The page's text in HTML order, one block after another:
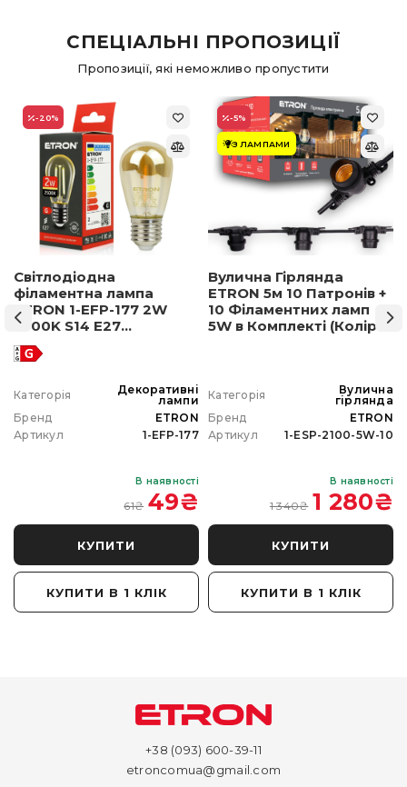
СПЕЦІАЛЬНІ ПРОПОЗИЦІЇ
Пропозиції, які неможливо пропустити
-20%
Світлодіодна
філаментна лампа
ETRON 1-EFP-177 2W
2500K S14 E27
позолочене скло
Категорія
Декоративні
лампи
Бренд
ETRON
Артикул
1-EFP-177
В наявності
61₴ 49₴
КУПИТИ
КУПИТИ В 1 КЛІК
-5%
З ЛАМПАМИ
Вулична Гірлянда
ETRON 5м 10 Патронів +
10 Філаментних ламп
5W в Комплекті (Колір
Категорія
Вулична
гірлянда
Бренд
ETRON
Артикул
1-ESP-2100-5W-10
В наявності
1 340₴ 1 280₴
КУПИТИ
КУПИТИ В 1 КЛІК
+38 (093) 600-39-11
etroncomua@gmail.com